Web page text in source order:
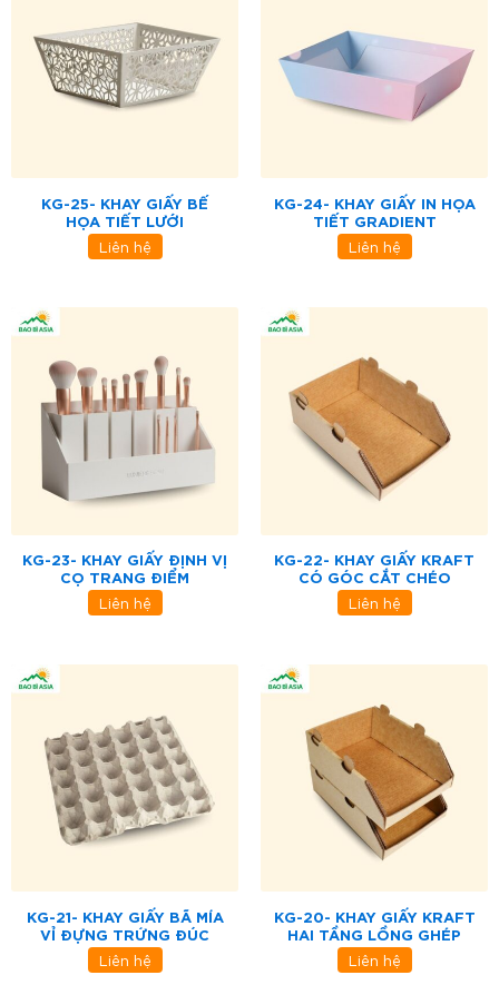
KG-25- KHAY GIẤY BẾ
HỌA TIẾT LƯỚI
Liên hệ
KG-24- KHAY GIẤY IN HỌA
TIẾT GRADIENT
Liên hệ
KG-23- KHAY GIẤY ĐỊNH VỊ
CỌ TRANG ĐIỂM
Liên hệ
KG-22- KHAY GIẤY KRAFT
CÓ GÓC CẮT CHÉO
Liên hệ
KG-21- KHAY GIẤY BÃ MÍA
VỈ ĐỰNG TRỨNG ĐÚC
Liên hệ
KG-20- KHAY GIẤY KRAFT
HAI TẦNG LỒNG GHÉP
Liên hệ